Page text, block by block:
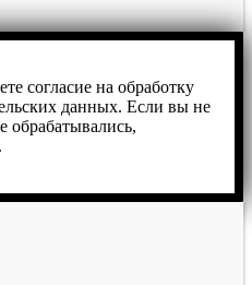
согласие на обработку
данных. Если вы не
обрабатывались,